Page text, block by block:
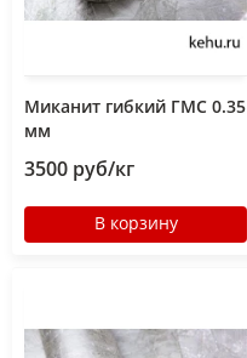
Миканит гибкий ГМС 0.35
мм
3500 руб/кг
В корзину